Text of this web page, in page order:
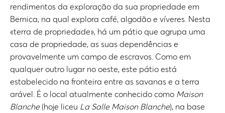
rendimentos da exploração da sua propriedade em
Bernica, na qual explora café, algodão e víveres. Nesta
«terra de propriedade», há um pátio que agrupa uma
casa de propriedade, as suas dependências e
provavelmente um campo de escravos. Como em
qualquer outro lugar no oeste, este pátio está
estabelecido na fronteira entre as savanas e a terra
arável. É o local atualmente conhecido como Maison
Blanche(hoje liceu La Salle Maison Blanche), na base